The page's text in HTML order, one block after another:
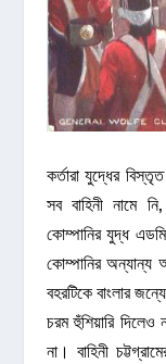
কর্তারা যুদ্ধের
সব বাহিনী নামে
কোম্পানির যুদ্ধ
কোম্পানির অন্যান্য
বহরটিকে বাংলার
চরম হুঁশিয়ারি
না। বাহিনী